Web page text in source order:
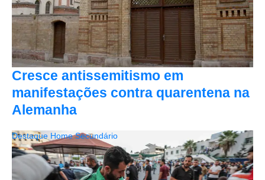
Cresce antissemitismo em
manifestações contra quarentena na
Alemanha
Destaque Home Secundário